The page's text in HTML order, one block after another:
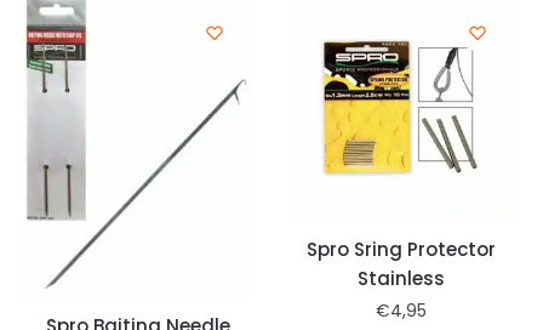
Spro Sring Protector
Stainless
€4,95